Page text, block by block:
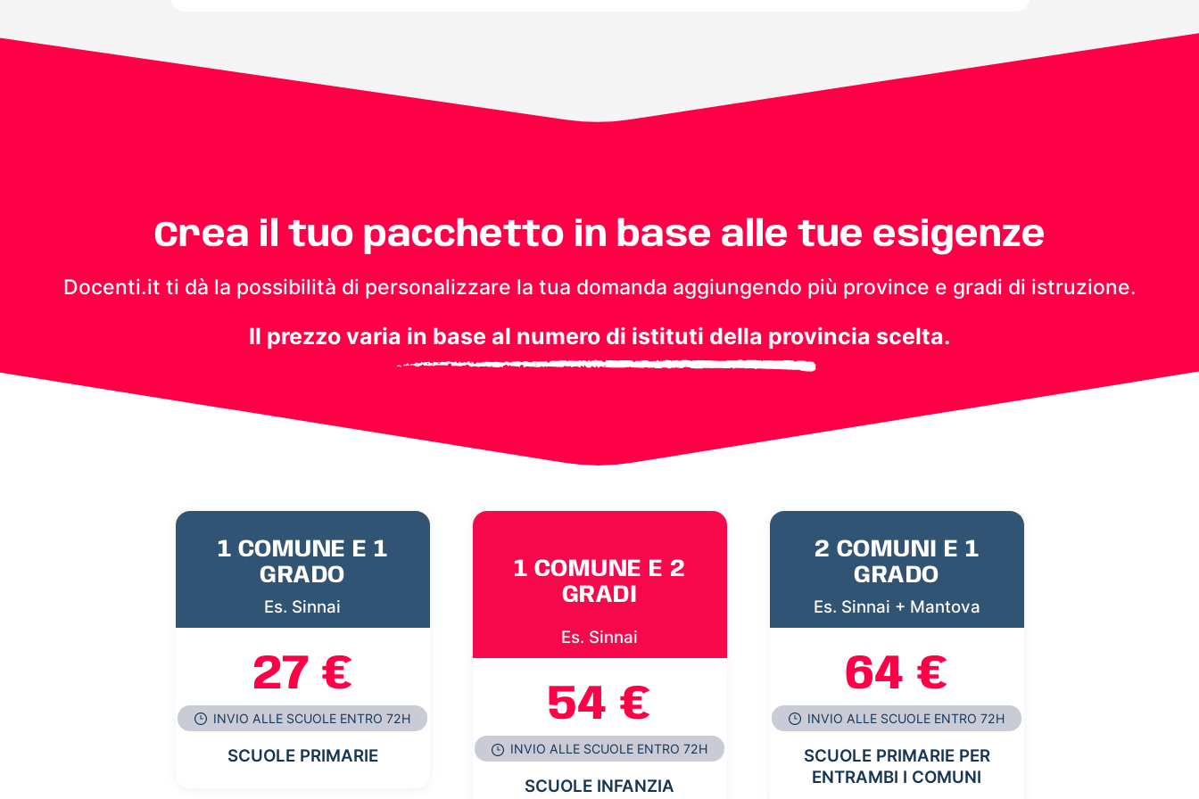
Crea il tuo pacchetto in base alle tue esigenze
Docenti.it ti dà la possibilità di personalizzare la tua domanda aggiungendo più province e gradi di istruzione.
Il prezzo varia in base al numero di istituti della provincia scelta.
1 COMUNE E 1
GRADO
Es. Sinnai
27 €
INVIO ALLE SCUOLE ENTRO 72H
SCUOLE PRIMARIE
1 COMUNE E 2
GRADI
Es. Sinnai
54 €
INVIO ALLE SCUOLE ENTRO 72H
SCUOLE INFANZIA
2 COMUNI E 1
GRADO
Es. Sinnai + Mantova
64 €
INVIO ALLE SCUOLE ENTRO 72H
SCUOLE PRIMARIE PER
ENTRAMBI I COMUNI